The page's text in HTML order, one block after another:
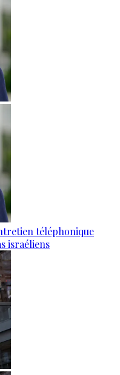
téléphonique
israéliens